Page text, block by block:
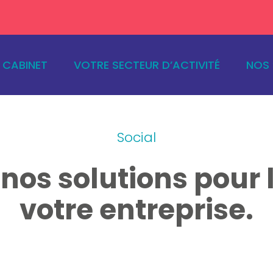
CABINET VOTRE SECTEUR D’ACTIVITÉ NOS
Social
solutions pour
votre entreprise.